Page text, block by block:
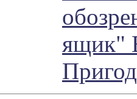
ящик"